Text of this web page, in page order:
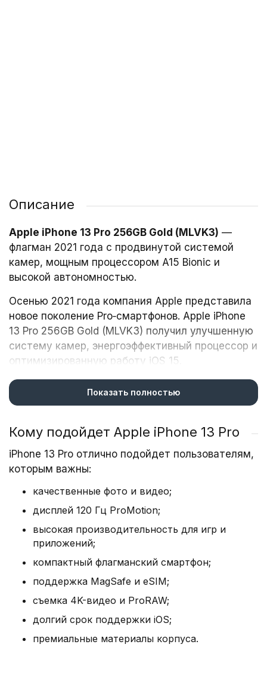
Описание
Apple iPhone 13 Pro 256GB Gold (MLVK3) —
флагман 2021 года с продвинутой системой
камер, мощным процессором A15 Bionic и
высокой автономностью.
Осенью 2021 года компания Apple представила
новое поколение Pro‑смартфонов. Apple iPhone
13 Pro 256GB Gold (MLVK3) получил улучшенную
систему камер, энергоэффективный процессор и
оптимизированную работу iOS 15.
Дизайн и защита
Корпус выполнен из хирургической
защитой Ceramic Shield. Стандарт IP68
обеспечивает защиту от воды и пыли.
Минималистичный дизайн с ровными гранями и
аккуратной рамкой подчеркивает премиальный
статус модели.
Дисплей 6.1″ Super Retina XDR
OLED‑экран с технологией ProMotion
поддерживает частоту обновления до 120 Гц.
Яркость увеличена на 28%, что обеспечивает
свете. LTPO‑матрица помогает экономить заряд
Показать полностью
Кому подойдет Apple iPhone 13 Pro
iPhone 13 Pro отлично подойдет пользователям,
которым важны:
качественные фото и видео;
дисплей 120 Гц ProMotion;
высокая производительность для игр и
приложений;
компактный флагманский смартфон;
поддержка MagSafe и eSIM;
съемка 4K-видео и ProRAW;
долгий срок поддержки iOS;
премиальные материалы корпуса.